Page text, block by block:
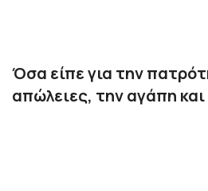
Όσα είπε για την
απώλειες, την αγάπη